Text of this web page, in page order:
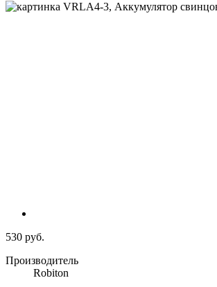
530 руб.
Производитель
Robiton